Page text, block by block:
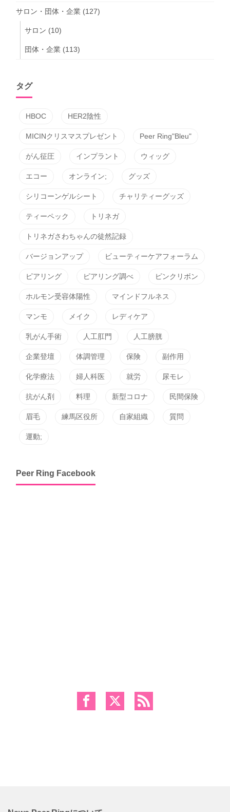
サロン・団体・企業 (127)
サロン (10)
団体・企業 (113)
タグ
HBOC HER2陰性
MICINクリスマスプレゼント Peer Ring"Bleu"
がん征圧 インプラント ウィッグ
エコー オンライン; グッズ
シリコーンゲルシート チャリティーグッズ
ティーペック トリネガ
トリネガさわちゃんの徒然記録
バージョンアップ ビューティーケアフォーラム
ピアリング ピアリング調べ ピンクリボン
ホルモン受容体陽性 マインドフルネス
マンモ メイク レディケア
乳がん手術 人工肛門 人工膀胱
企業登壇 体調管理 保険 副作用
化学療法 婦人科医 就労 尿モレ
抗がん剤 料理 新型コロナ 民間保険
眉毛 練馬区役所 自家組織 質問
運動;
Peer Ring Facebook